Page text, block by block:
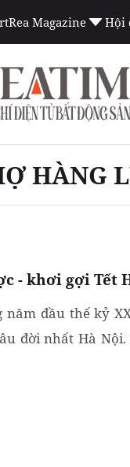
Rea Magazine Hội
HÀNG
- khơi gợi Tết
đầu thế kỷ
đời nhất Hà